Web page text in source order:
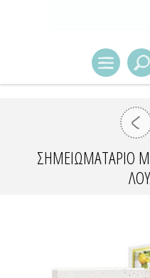
ΣΗΜΕΙΩΜΑΤΆΡΙΟ